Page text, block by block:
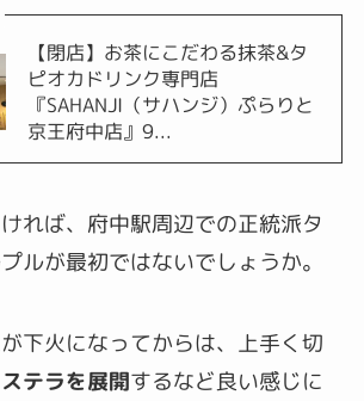
【閉店】お茶にこだわる抹茶&タ
ピオカドリンク専門店
『SAHANJI（サハンジ）ぷらりと
京王府中店』9...
れば、府中駅周辺での正統派タ
ルが最初ではないでしょうか。
下火になってからは、上手く切
テラを展開するなど良い感じに